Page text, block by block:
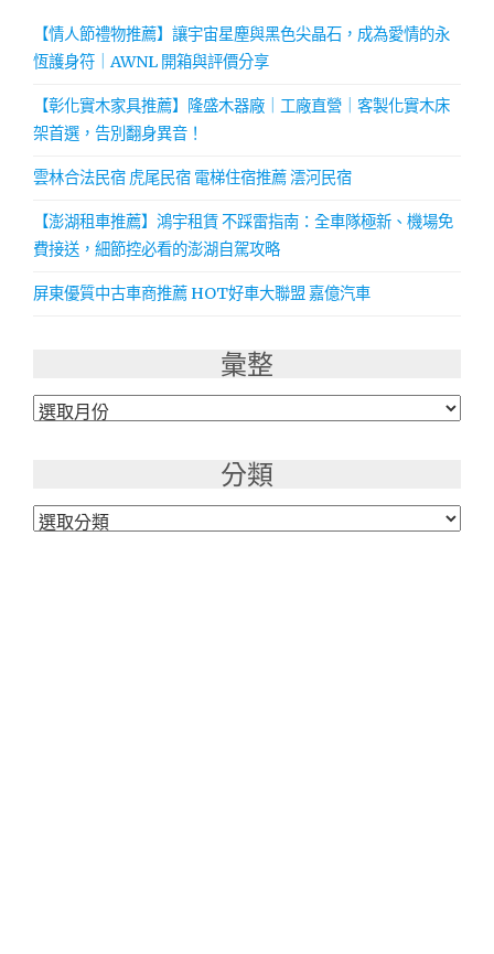
【情人節禮物推薦】讓宇宙星塵與黑色尖晶石，成為愛情的永
恆護身符｜AWNL 開箱與評價分享
【彰化實木家具推薦】隆盛木器廠｜工廠直營｜客製化實木床
架首選，告別翻身異音！
雲林合法民宿 虎尾民宿 電梯住宿推薦 澐河民宿
【澎湖租車推薦】鴻宇租賃 不踩雷指南：全車隊極新、機場免
費接送，細節控必看的澎湖自駕攻略
屏東優質中古車商推薦 HOT好車大聯盟 嘉億汽車
彙整
彙
分類
分